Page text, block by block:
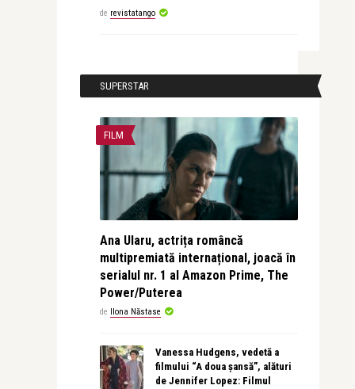
de revistatango
SUPERSTAR
FILM
Ana Ularu, actrița româncă
multipremiată internațional, joacă în
serialul nr. 1 al Amazon Prime, The
Power/Puterea
de Ilona Năstase
Vanessa Hudgens, vedetă a
filmului “A doua șansă”, alături
de Jennifer Lopez: Filmul